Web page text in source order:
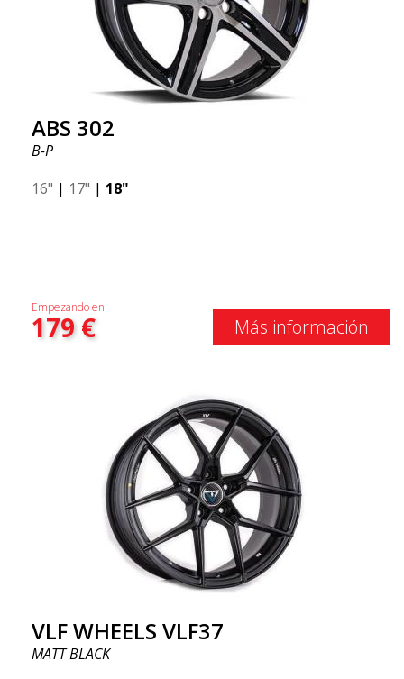
ABS 302
B-P
16" | 17" | 18"
Empezando en:
179€ Más información
VLF WHEELS VLF37
MATT BLACK